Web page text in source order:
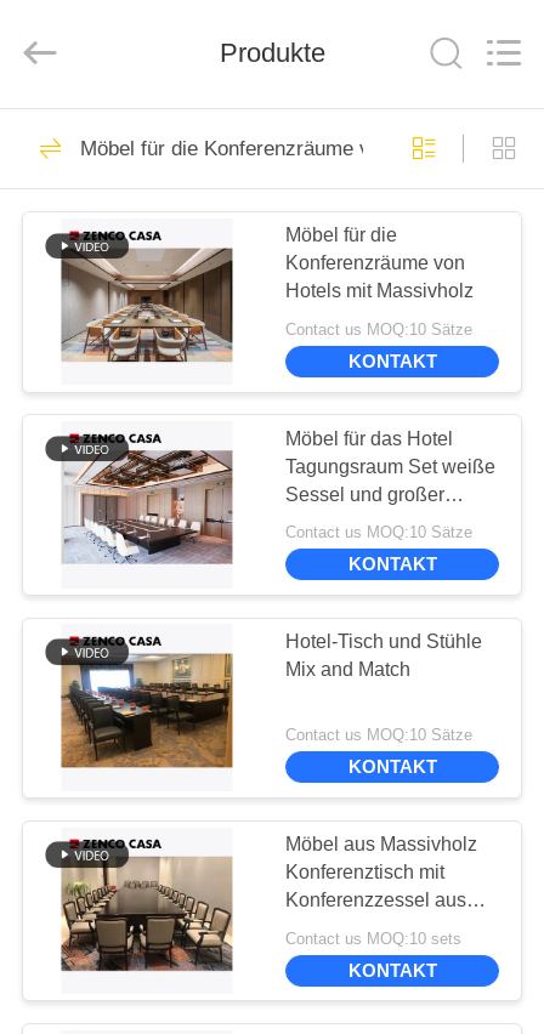
HAUSE
PRODUKTE
VIDEOS
VR-
SHOW
ÜBER
UNS
WERKSBESICHTIGUNG
QUALITÄTSKONTROLLE
UM
EIN
ANGEBOT
SITEMAP
Rights
Hotel-Restaurant-
Möbel
Hotel-Schlafzimmer-
Möbel-Satz
55
Hotel-Lobby-Möbel
55
Hotel-Reihen-Möbel
10
Produkte
Möbel für die Konferenzräume von Hotels
Möbel für die
Konferenzräume von
Hotels mit Massivholz
Contact us MOQ:10 Sätze
KONTAKT
Möbel für das Hotel
Tagungsraum Set weiße
Sessel und großer
Konferenztisch
Contact us MOQ:10 Sätze
KONTAKT
Hotel-Tisch und Stühle
Mix and Match
Contact us MOQ:10 Sätze
KONTAKT
Möbel aus Massivholz
Konferenztisch mit
Konferenzzessel aus
Lederholz
Contact us MOQ:10 sets
KONTAKT